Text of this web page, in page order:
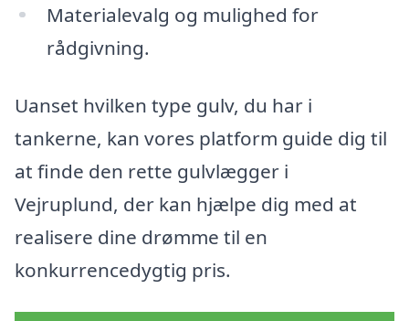
Materialevalg og mulighed for
rådgivning.
Uanset hvilken type gulv, du har i
tankerne, kan vores platform guide dig til
at finde den rette gulvlægger i
Vejruplund, der kan hjælpe dig med at
realisere dine drømme til en
konkurrencedygtig pris.